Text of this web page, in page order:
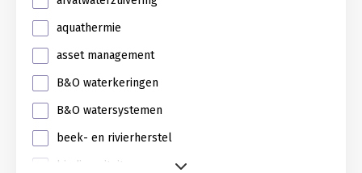
aquathermie
asset management
B&O waterkeringen
B&O watersystemen
beek- en rivierherstel
biodiversiteit